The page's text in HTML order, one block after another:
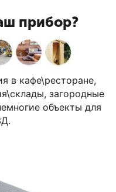
прибор?
в кафе\ресторане,
загородные
объекты для